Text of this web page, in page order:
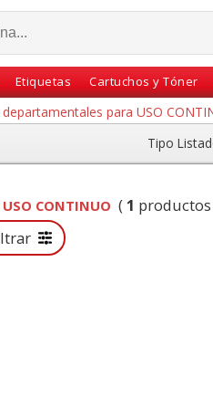
Etiquetas Cartuchos y Tóner
para USO
Tipo
CONTINUO (1 productos